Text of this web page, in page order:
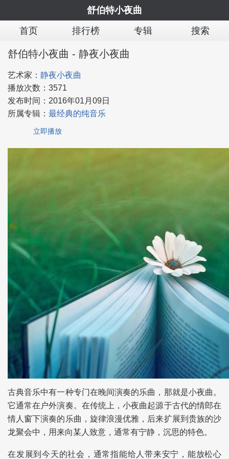
舒伯特小夜曲
首页
排行榜 专辑 搜索
舒伯特小夜曲 - 静夜小夜曲
艺术家： 静夜小夜曲
播放次数： 3571
发布时间： 2016年01月09日
所属专辑： 最经典的纯音乐
立即播放
古典音乐中有一种专门在晚间演奏的乐曲，那就是小夜曲。
它通常在户外演奏。在传统上，小夜曲起源于古代的情郎在
情人窗下演奏的乐曲，旋律浪漫优雅，后来扩展到贵族的沙
龙聚会中，用来向某人致意，通常有宁静，沉思的特色。
在发展到今天的社会，通常指能给人带来安宁，能放松心